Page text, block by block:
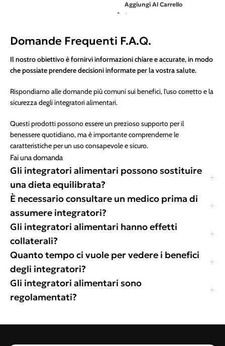
Aggiungi Al Carrello
Domande Frequenti F.A.Q.
Il nostro obiettivo è fornirvi informazioni chiare e accurate, in modo
che possiate prendere decisioni informate per la vostra salute.
Rispondiamo alle domande più comuni sui benefici, l’uso corretto e la
sicurezza degli integratori alimentari.
Questi prodotti possono essere un prezioso supporto per il
benessere quotidiano, ma è importante comprenderne le
caratteristiche per un uso consapevole e sicuro.
Fai una domanda
Gli integratori alimentari possono sostituire
una dieta equilibrata?
È necessario consultare un medico prima di
assumere integratori?
Gli integratori alimentari hanno effetti
collaterali?
Quanto tempo ci vuole per vedere i benefici
degli integratori?
Gli integratori alimentari sono
regolamentati?